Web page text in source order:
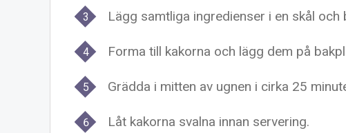
Lägg samtliga ingredienser i en skål och
Forma till kakorna och lägg dem på
Grädda i mitten av ugnen i cirka 25
Låt kakorna svalna innan servering.